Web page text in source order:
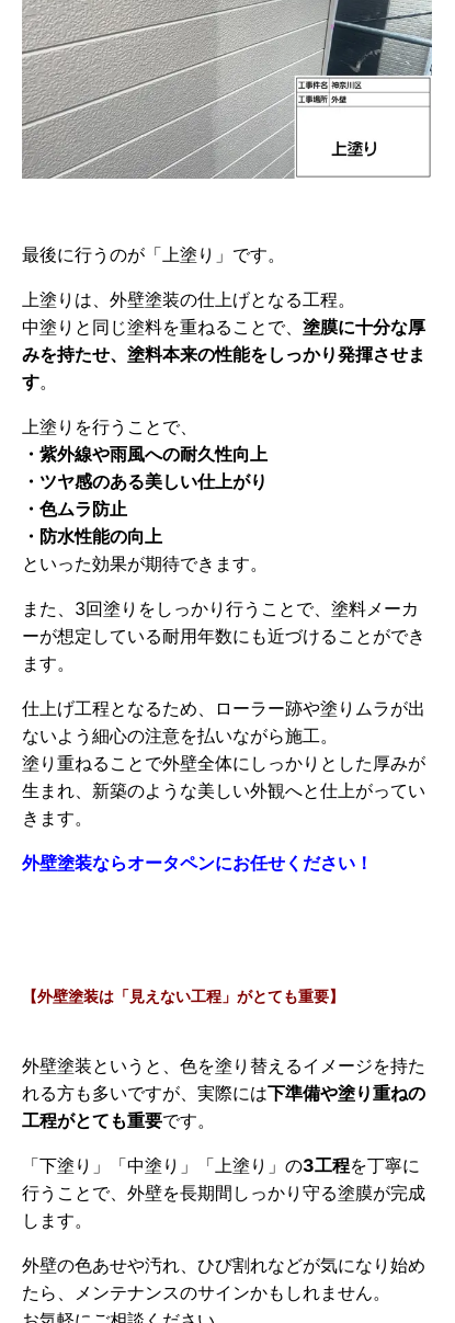
最後に行うのが「上塗り」です。
上塗りは、外壁塗装の仕上げとなる工程。
中塗りと同じ塗料を重ねることで、 塗膜に十分な厚
みを持たせ、塗料本来の性能をしっかり発揮させま
す。
上塗りを行うことで、
・紫外線や雨風への耐久性向上
・ツヤ感のある美しい仕上がり
・色ムラ防止
・防水性能の向上
といった効果が期待できます。
また、3回塗りをしっかり行うことで、塗料メーカ
ーが想定している耐用年数にも近づけることができ
ます。
仕上げ工程となるため、ローラー跡や塗りムラが出
ないよう細心の注意を払いながら施工。
塗り重ねることで外壁全体にしっかりとした厚みが
生まれ、新築のような美しい外観へと仕上がってい
きます。
外壁塗装ならオータペンにお任せください！
【外壁塗装は「見えない工程」がとても重要】
外壁塗装というと、色を塗り替えるイメージを持た
れる方も多いですが、実際には下準備や塗り重ねの
工程がとても重要です。
「下塗り」「中塗り」「上塗り」の3工程を丁寧に
行うことで、外壁を長期間しっかり守る塗膜が完成
します。
外壁の色あせや汚れ、ひび割れなどが気になり始め
たら、メンテナンスのサインかもしれません。